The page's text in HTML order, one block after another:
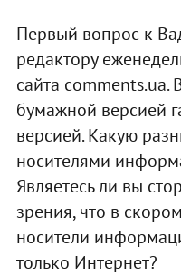
Первый вопрос к
редактору
сайта comments.ua.
бумажной версией
версией. Какую
носителями
Являетесь ли вы
зрения, что в
носители
только Интернет?